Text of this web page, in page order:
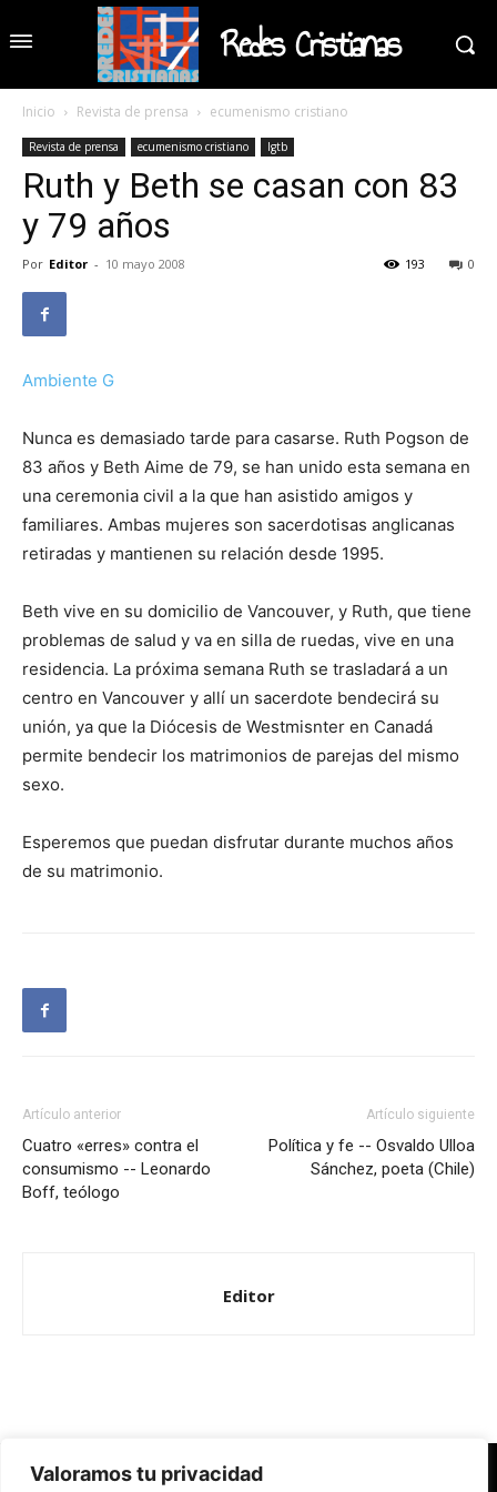
Valoramos tu privacidad
Redes Cristianas
Inicio Revista de prensa ecumenismo cristiano
Revista de prensa ecumenismo cristiano lgtb
Ruth y Beth se casan con 83
y 79 años
Por Editor - 10 mayo 2008 0
193
Ambiente G
Nunca es demasiado tarde para casarse. Ruth Pogson de
83 años y Beth Aime de 79, se han unido esta semana en
una ceremonia civil a la que han asistido amigos y
familiares. Ambas mujeres son sacerdotisas anglicanas
retiradas y mantienen su relación desde 1995.
Beth vive en su domicilio de Vancouver, y Ruth, que tiene
problemas de salud y va en silla de ruedas, vive en una
residencia. La próxima semana Ruth se trasladará a un
centro en Vancouver y allí un sacerdote bendecirá su
unión, ya que la Diócesis de Westmisnter en Canadá
permite bendecir los matrimonios de parejas del mismo
sexo.
Esperemos que puedan disfrutar durante muchos años
de su matrimonio.
Artículo anterior
Cuatro «erres» contra el
consumismo -- Leonardo
Boff, teólogo
Artículo siguiente
Política y fe -- Osvaldo Ulloa
Sánchez, poeta (Chile)
Editor
Redes Cristianas